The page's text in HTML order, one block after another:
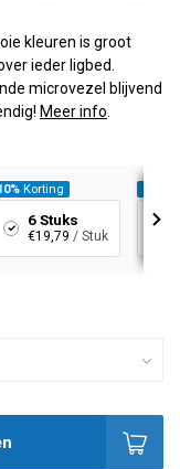
kleuren is groot
ieder ligbed.
microvezel blijvend
Meer info
Korting
6 Stuks
€19,79 / Stuk